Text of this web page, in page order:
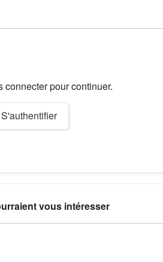
connecter pour continuer.
S'authentifier
vous intéresser